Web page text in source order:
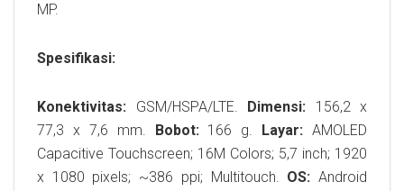
MP.
Spesifikasi:
Konektivitas: GSM/HSPA/LTE. Dimensi: 156,2 x
77,3 x 7,6 mm. Bobot: 166 g. Layar: AMOLED
Capacitive Touchscreen; 16M Colors; 5,7 inch; 1920
x 1080 pixels; ~386 ppi; Multitouch. OS:Android